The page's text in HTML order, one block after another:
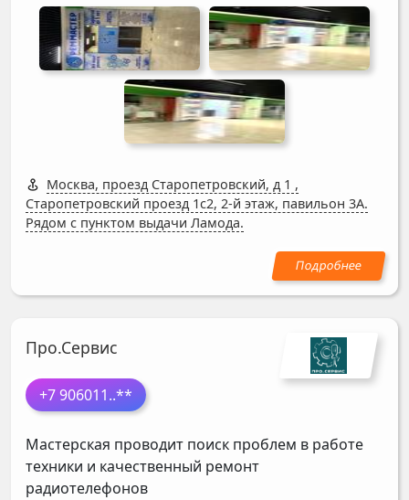
Москва, проезд Старопетровский, д 1 ,
Старопетровский проезд 1с2, 2-й этаж, павильон 3А.
Рядом с пунктом выдачи Ламода.
Про.Сервис
+7 906011..**
Мастерская проводит поиск проблем в работе
техники и качественный ремонт
радиотелефонов